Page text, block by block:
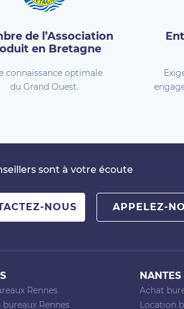
de l’Association
en Bretagne
connaissance optimale
du Grand Ouest.
sont à votre écoute
NOUS APPELEZ-
Rennes
Rennes
NANTES
Achat
Location